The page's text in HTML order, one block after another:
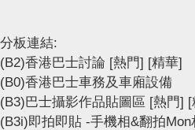
分板連結:
(B2)香港巴士討論 [熱門] [精華]
(B0)香港巴士車務及車廂設備
(B3)巴士攝影作品貼圖區 [熱門] [
(B3i)即拍即貼 -手機相&翻拍Mon